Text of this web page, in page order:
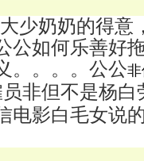
少奶奶的得意
公如何乐善好
。。。。公公
非但不是杨
电影白毛女说